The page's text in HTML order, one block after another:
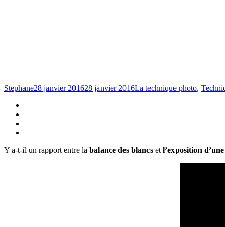
Stephane28 janvier 201628 janvier 2016La technique photo,
Y a-t-il un rapport entre la balance des blancs et l’exposition